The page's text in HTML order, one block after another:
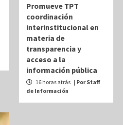
Promueve TPT
coordinación
interinstitucional en
materia de
transparencia y
acceso a la
información pública
16 horas atrás | Por Staff
de Información